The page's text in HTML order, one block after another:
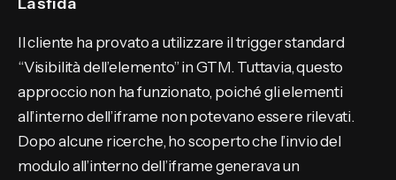
Il cliente ha provato a utilizzare il trigger standard
“Visibilità dell’elemento” in GTM. Tuttavia, questo
approccio non ha funzionato, poiché gli elementi
all’interno dell’iframe non potevano essere rilevati.
Dopo alcune ricerche, ho scoperto che l’invio del
modulo all’interno dell’iframe generava un